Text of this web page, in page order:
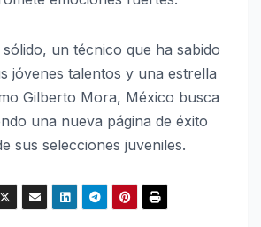
un técnico que ha sabido
jóvenes talentos y una estrella
Gilberto Mora, México busca
una nueva página de éxito
sus selecciones juveniles.